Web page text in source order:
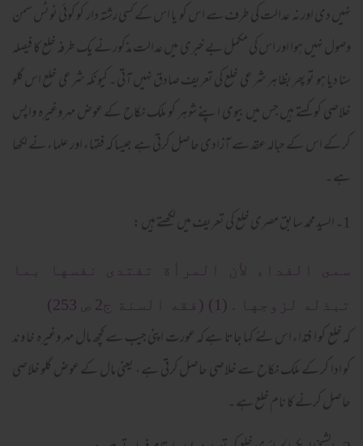
نہیں دی اور نہ عدالت کی طرف سے اس کو یا اس کے کسی رشتہ دار کو کوئی نوٹس سمن
وصول نہیں ہوا اور اس کی مکمل بے خبری میں عدالت مذکور نے یک طرفہ خلع کا فیصلہ
سنا دیا ہو تو پھر بظاہر شرعی خلع کی تعریف صادق نہیں آتی ۔ کیونکہ شرعی خلع اس گلو
خلاصی کو کہتے ہیں جس میں بیوی اپنے شوہر کو ملک نکاح کے عوض مہر وغیرہ واپس
کر کے اس کے حبالہ عقد سے آزادی حاصل کرتی ہے جیسا کہ فقہاء اور علماء نے لکھا
ہے ۔
1۔ السید محمد سابق مصری خلع کی تعریف میں لکھتے ہیں :
سمى الفداء لأن المرأة تفتدى نفسها بما
تبذله لزوجها . (1) (فقه السنة ج2 ص 253)
کہ خلع کو ا فتداء اس لئے کہا جاتا ہے کہ عورت اپنی جیب سے کچھ مال مہر وغیرہ خا وند
کو ادا کر کے ملک نکاح سے خلاصی حاصل کرتی ہے ، یعنی مال کے عوض گلو خلاصی
حاصل کرنے کا نام خلع ہے ۔